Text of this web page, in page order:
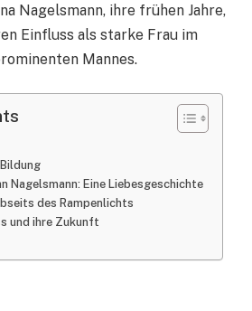
Nagelsmann, ihre frühen Jahre,
Einfluss als starke Frau im
Mannes.
Nagelsmann: Eine Liebesgeschichte
des Rampenlichts
und ihre Zukunft